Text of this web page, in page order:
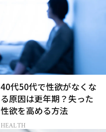
40代50代で性欲がなくな
る原因は更年期？失った
性欲を高める方法
HEALTH